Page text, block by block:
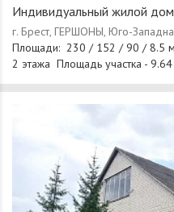
Индивидуальный жилой дом